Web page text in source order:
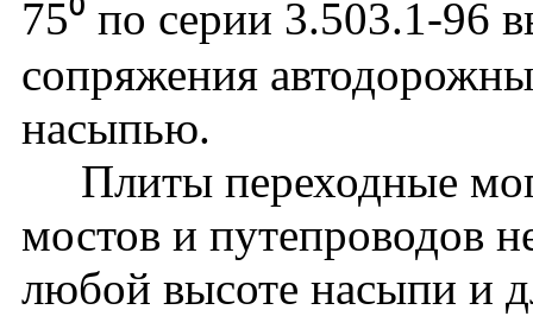
75⁰ по серии 3.503.1-96
сопряжения
насыпью.
Плиты переходные
мостов и путепроводов
любой высоте насыпи и